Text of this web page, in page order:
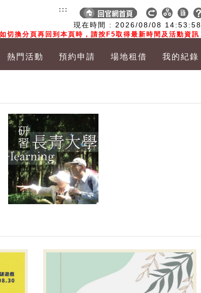
現在時間 : 2026/08/08 14:53:59
如切換分頁再回到本頁時，請按F5取得最新時間及活動資訊
:::
熱門活動 預約申請 場地租借 我的紀錄